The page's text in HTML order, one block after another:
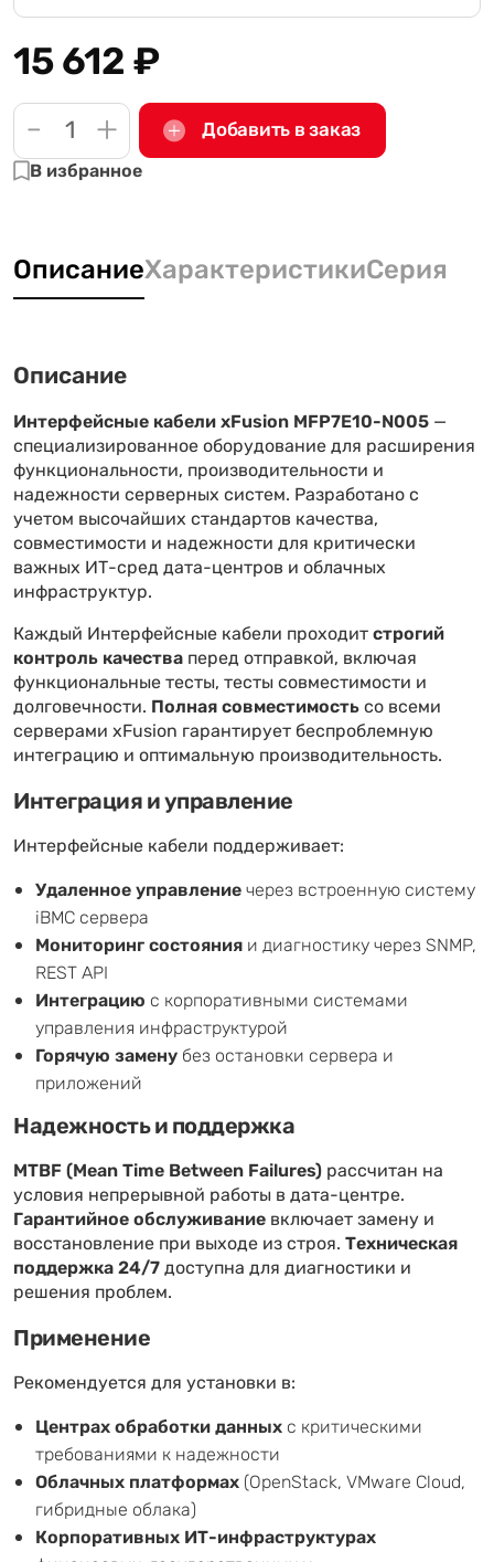
15 612₽
- + Добавить в заказ
В избранное
ОписаниеХарактеристикиСерия
Описание
Интерфейсные кабели xFusion MFP7E10-N005 —
специализированное оборудование для расширения
функциональности, производительности и
надежности серверных систем. Разработано с
учетом высочайших стандартов качества,
совместимости и надежности для критически
важных ИТ-сред дата-центров и облачных
инфраструктур.
Каждый Интерфейсные кабели проходитстрогий
контроль качества перед отправкой, включая
функциональные тесты, тесты совместимости и
долговечности. Полная совместимостьсо всеми
серверами xFusion гарантирует беспроблемную
интеграцию и оптимальную производительность.
Интеграция и управление
Интерфейсные кабели поддерживает:
Удаленное управлениечерез встроенную систему
iBMC сервера
Мониторинг состояния и диагностику через SNMP,
REST API
Интеграцию с корпоративными системами
управления инфраструктурой
Горячую замену без остановки сервера и
приложений
Надежность и поддержка
MTBF (Mean Time Between Failures) рассчитан на
условия непрерывной работы в дата-центре.
Гарантийное обслуживание включает замену и
восстановление при выходе из строя. Техническая
поддержка 24/7доступна для диагностики и
решения проблем.
Применение
Рекомендуется для установки в:
Центрах обработки данных с критическими
требованиями к надежности
Облачных платформах (OpenStack, VMware Cloud,
гибридные облака)
Корпоративных ИТ-инфраструктурах